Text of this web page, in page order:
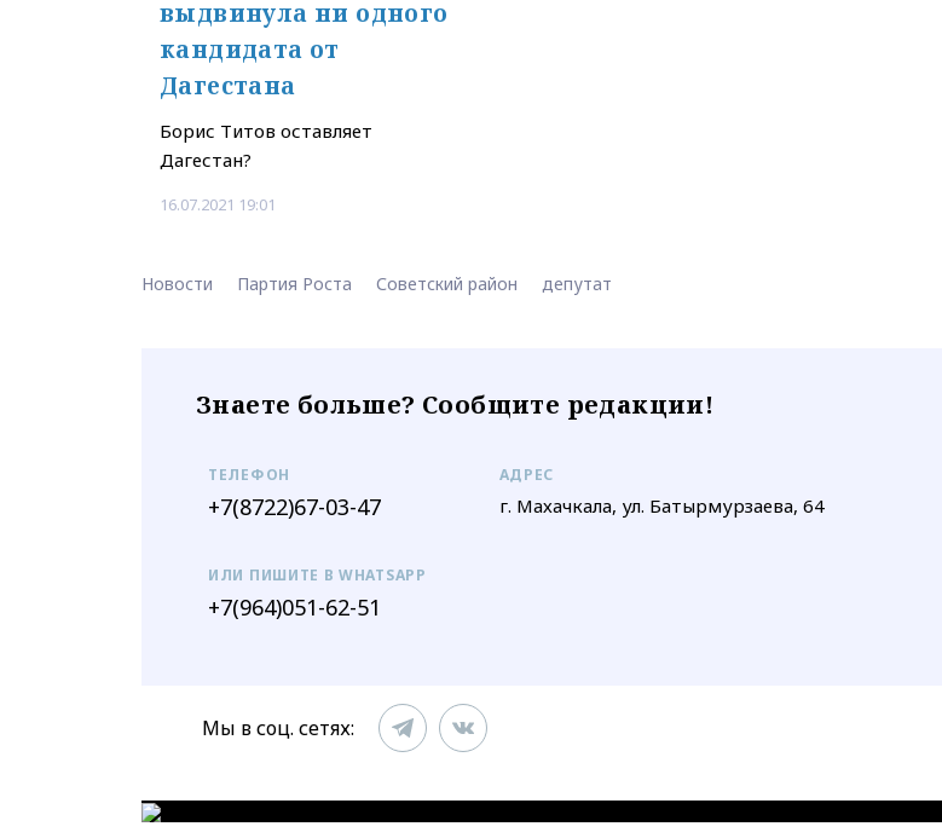
выдвинула ни одного
кандидата от
Дагестана
Борис Титов оставляет
Дагестан?
16.07.2021 19:01
Новости Партия Роста Советский район депутат
Знаете больше? Сообщите редакции!
ТЕЛЕФОН
+7(8722)67-03-47
АДРЕС
г. Махачкала, ул. Батырмурзаева, 64
ИЛИ ПИШИТЕ В WHATSAPP
+7(964)051-62-51
Мы в соц. сетях: